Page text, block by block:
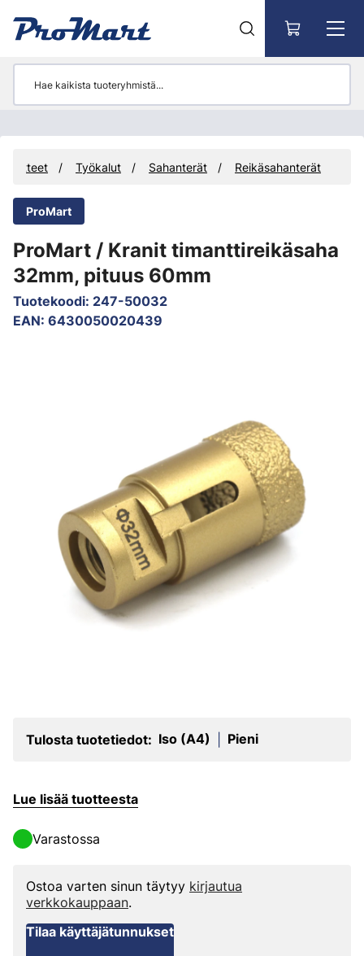
Tuotteet Työkalut Sahanterät Reikäsahanterät
ProMart
ProMart / Kranit timanttireikäsaha
32mm, pituus 60mm
Tuotekoodi: 247-50032
EAN: 6430050020439
Tulosta tuotetiedot: Iso (A4) Pieni
Lue lisää tuotteesta
Varastossa
Ostoa varten sinun täytyy kirjautua
verkkokauppaan.
Tilaa käyttäjätunnukset